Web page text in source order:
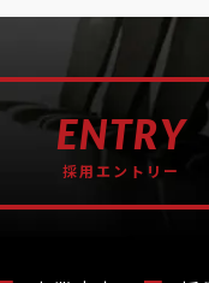
ENTRY
採用エントリー